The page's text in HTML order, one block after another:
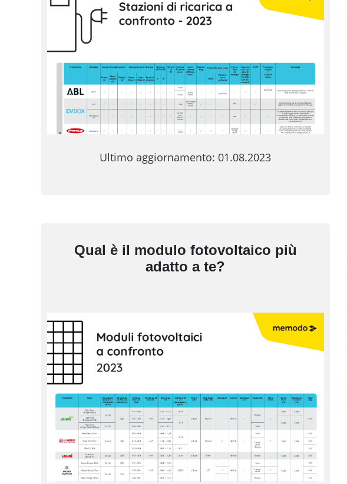
Ultimo aggiornamento: 01.08.2023
Qual è il modulo fotovoltaico più
adatto a te?